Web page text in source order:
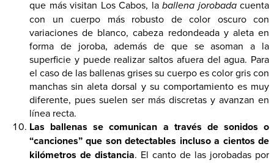
que más visitan Los Cabos, la ballena jorobadacuenta
con un cuerpo más robusto de color oscuro con
variaciones de blanco, cabeza redondeada y aleta en
forma de joroba, además de que se asoman a la
superficie y puede realizar saltos afuera del agua. Para
el caso de las ballenas grises su cuerpo es color gris con
manchas sin aleta dorsal y su comportamiento es muy
diferente, pues suelen ser más discretas y avanzan en
línea recta.
Las ballenas se comunican a través de sonidos o
“canciones” que son detectables incluso a cientos de
kilómetros de distancia. El canto de las jorobadas por